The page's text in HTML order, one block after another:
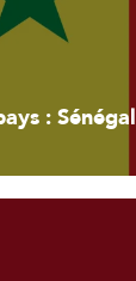
: Sénégal